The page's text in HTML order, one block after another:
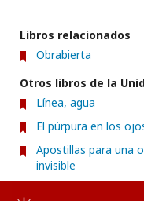
Libros relacionados
Obrabierta
Otros libros de la
Línea, agua
El púrpura en los
Apostillas para una
invisible